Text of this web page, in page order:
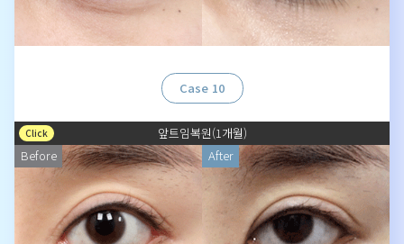
Case 10
앞트임복원(1개월)
Click
Before After